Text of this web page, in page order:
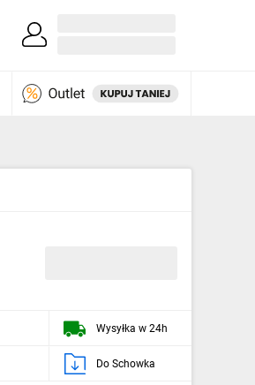
Wysyłka w 24h
Do Schowka